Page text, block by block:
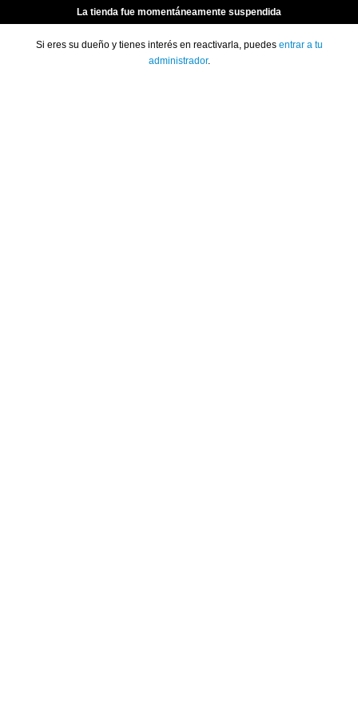
La tienda fue momentáneamente suspendida
Si eres su dueño y tienes interés en reactivarla, puedes entrar a tu
administrador.